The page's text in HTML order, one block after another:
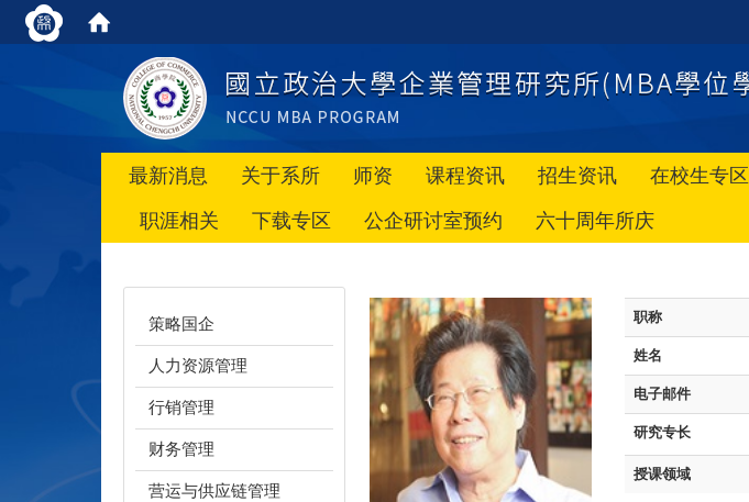
最新消息 关于系所 师资 课程资讯 招生资讯 在校生专区
职涯相关
下载专区 公企研讨室预约 六十周年所庆
策略国企
人力资源管理
行销管理
财务管理
营运与供应链管理
职称
姓名
电子邮件
研究专长
授课领域